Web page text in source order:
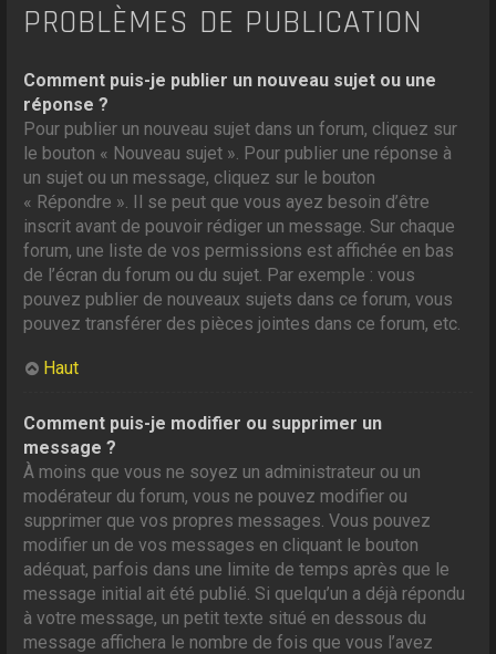
PROBLÈMES DE PUBLICATION
Comment puis-je publier un nouveau sujet ou une
réponse ?
Pour publier un nouveau sujet dans un forum, cliquez sur
le bouton « Nouveau sujet ». Pour publier une réponse à
un sujet ou un message, cliquez sur le bouton
« Répondre ». Il se peut que vous ayez besoin d’être
inscrit avant de pouvoir rédiger un message. Sur chaque
forum, une liste de vos permissions est affichée en bas
de l’écran du forum ou du sujet. Par exemple : vous
pouvez publier de nouveaux sujets dans ce forum, vous
pouvez transférer des pièces jointes dans ce forum, etc.
Haut
Comment puis-je modifier ou supprimer un
message ?
À moins que vous ne soyez un administrateur ou un
modérateur du forum, vous ne pouvez modifier ou
supprimer que vos propres messages. Vous pouvez
modifier un de vos messages en cliquant le bouton
adéquat, parfois dans une limite de temps après que le
message initial ait été publié. Si quelqu’un a déjà répondu
à votre message, un petit texte situé en dessous du
message affichera le nombre de fois que vous l’avez